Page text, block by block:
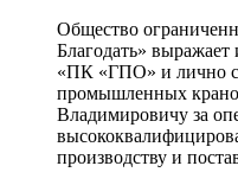
Общество
Благодать»
«ПК «ГПО» и лично
промышленных
Владимировичу за
производству и